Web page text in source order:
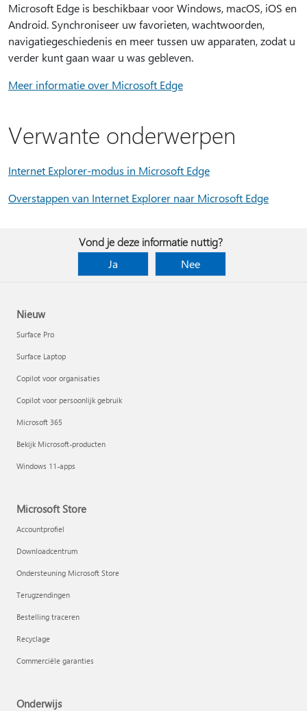
Microsoft Edge is beschikbaar voor Windows, macOS, iOS en
Android. Synchroniseer uw favorieten, wachtwoorden,
navigatiegeschiedenis en meer tussen uw apparaten, zodat u
verder kunt gaan waar u was gebleven.
Meer informatie over Microsoft Edge
Verwante onderwerpen
Internet Explorer-modus in Microsoft Edge
Overstappen van Internet Explorer naar Microsoft Edge
Vond je deze informatie nuttig?
Ja
Nee
Nieuw
Surface Pro
Surface Laptop
Copilot voor organisaties
Copilot voor persoonlijk gebruik
Microsoft 365
Bekijk Microsoft-producten
Windows 11-apps
Microsoft Store
Accountprofiel
Downloadcentrum
Ondersteuning Microsoft Store
Terugzendingen
Bestelling traceren
Recyclage
Commerciële garanties
Onderwijs